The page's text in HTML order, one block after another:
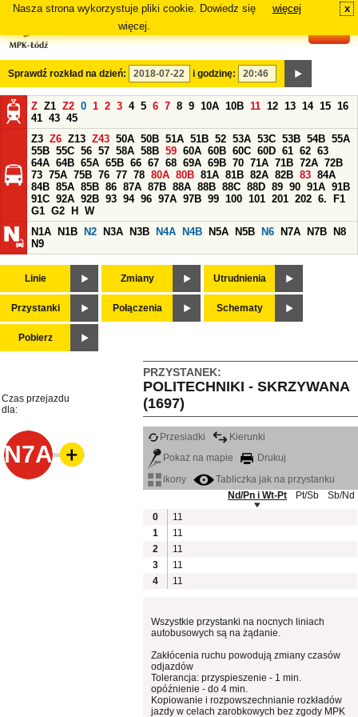
Nasza strona wykorzystuje pliki cookie. Dowiedz się
więcej.
więcej x
Sprawdź rozkład na dzień: i godzinę:
Z Z1 Z2 0 1 2 3 4 5 6 7 8 9 10A 10B 11 12 13 14 15 16
41 43 45
Z3 Z6 Z13 Z43 50A 50B 51A 51B 52 53A 53C 53B 54B 55A
55B 55C 56 57 58A 58B 59 60A 60B 60C 60D 61 62 63
64A 64B 65A 65B 66 67 68 69A 69B 70 71A 71B 72A 72B
73 75A 75B 76 77 78 80A 80B 81A 81B 82A 82B 83 84A
84B 85A 85B 86 87A 87B 88A 88B 88C 88D 89 90 91A 91B
91C 92A 92B 93 94 96 97A 97B 99 100 101 201 202 6.
F1
G1 G2 H
W
N1A
N1B N2 N3A N3B N4A N4B N5A N5B N6 N7A N7B
N8
N9
Linie Zmiany Utrudnienia
Przystanki Połączenia Schematy
Pobierz
PRZYSTANEK:
POLITECHNIKI - SKRZYWANA
(1697)
Czas przejazdu
dla:
N7A
Przesiadki
Kierunki
Pokaż na mapie
Drukuj
ikony
Tabliczka jak na przystanku
Nd/Pn i Wt-Pt
Pt/Sb
Sb/Nd
0
11
1
11
2
11
3
11
4
11
Wszystkie przystanki na nocnych liniach
autobusowych są na żądanie.
Zakłócenia ruchu powodują zmiany czasów
odjazdów
Tolerancja: przyspieszenie - 1 min.
opóźnienie - do 4 min.
Kopiowanie i rozpowszechnianie rozkładów
jazdy w celach zarobkowych bez zgody MPK